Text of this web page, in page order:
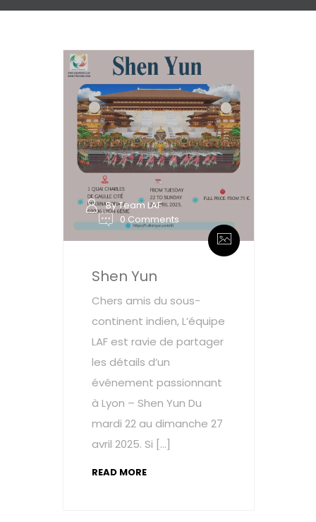
By Team LAF
0 Comments
Shen Yun
Chers amis du sous-
continent indien, L’équipe
LAF est ravie de partager
les détails d’un
événement passionnant
à Lyon – Shen Yun Du
mardi 22 au dimanche 27
avril 2025. Si […]
READ MORE